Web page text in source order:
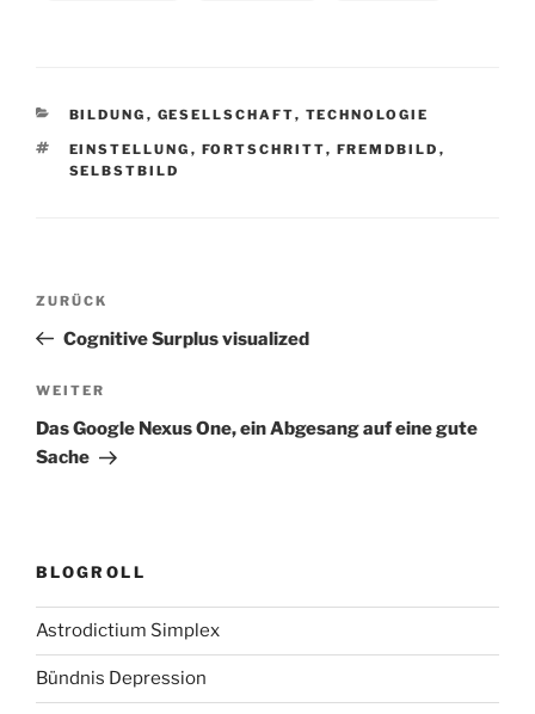
KATEGORIEN
BILDUNG , GESELLSCHAFT, TECHNOLOGIE
SCHLAGWÖRTER
EINSTELLUNG , FORTSCHRITT, FREMDBILD ,
SELBSTBILD
Beitragsnavigation
Vorheriger
Beitrag
ZURÜCK
Cognitive Surplus visualized
Nächster
Beitrag
WEITER
Das Google Nexus One, ein Abgesang auf eine gute
Sache
BLOGROLL
Astrodictium Simplex
Bündnis Depression